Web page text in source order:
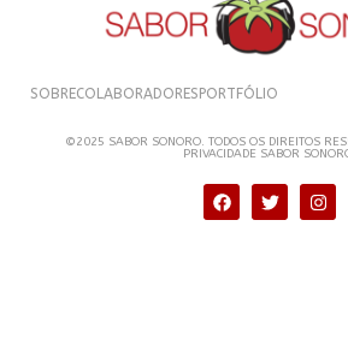
SOBRECOLABORADORES PORTFÓLIO
©2025 SABOR SONORO. TODOS OS DIREITOS
PRIVACIDADE SABOR